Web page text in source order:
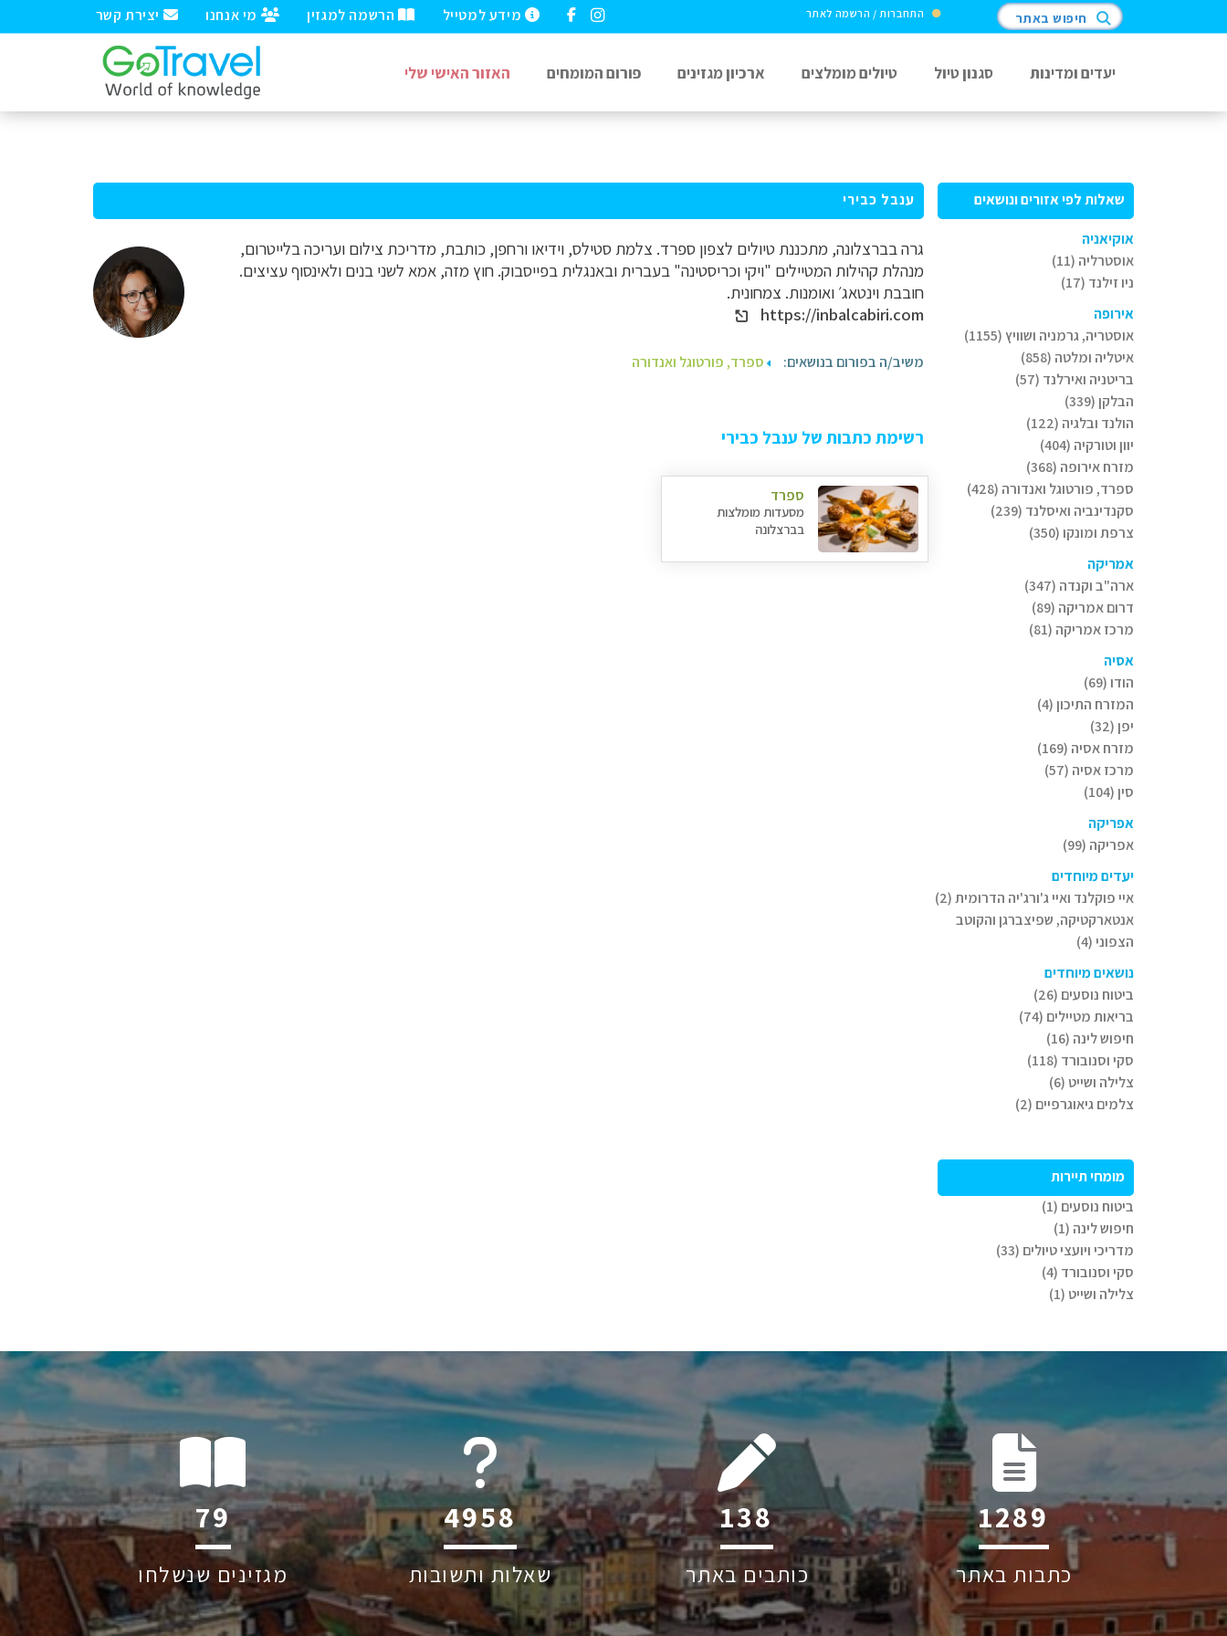
יצירת קשר מי אנחנו הרשמה למגזין מידע למטייל התחברות / הרשמה לאתר חיפוש באתר
יעדים ומדינות סגנון טיול טיולים מומלצים ארכיון מגזינים פורום המומחים האזור האישי שלי
שאלות לפי אזורים ונושאים
אוקיאניה
אוסטרליה (11)
ניו זילנד (17)
אירופה
אוסטריה, גרמניה ושוויץ (1155)
איטליה ומלטה (858)
בריטניה ואירלנד (57)
הבלקן (339)
הולנד ובלגיה (122)
יוון וטורקיה (404)
מזרח אירופה (368)
ספרד, פורטוגל ואנדורה (428)
סקנדינביה ואיסלנד (239)
צרפת ומונקו (350)
אמריקה
ארה"ב וקנדה (347)
דרום אמריקה (89)
מרכז אמריקה (81)
אסיה
הודו (69)
המזרח התיכון (4)
יפן (32)
מזרח אסיה (169)
מרכז אסיה (57)
סין (104)
אפריקה
אפריקה (99)
יעדים מיוחדים
איי פוקלנד ואיי ג'ורג'יה הדרומית (2)
אנטארקטיקה, שפיצברגן והקוטב
הצפוני (4)
נושאים מיוחדים
ביטוח נוסעים (26)
בריאות מטיילים (74)
חיפוש לינה (16)
סקי וסנובורד (118)
צלילה ושייט (6)
צלמים גיאוגרפיים (2)
מומחי תיירות
ביטוח נוסעים (1)
חיפוש לינה (1)
מדריכי ויועצי טיולים (33)
סקי וסנובורד (4)
צלילה ושייט (1)
ענבל כבירי
גרה בברצלונה, מתכננת טיולים לצפון ספרד. צלמת סטילס, וידיאו ורחפן, כותבת, מדריכת צילום ועריכה בלייטרום,
מנהלת קהילות המטיילים "ויקי וכריסטינה" בעברית ובאנגלית בפייסבוק. חוץ מזה, אמא לשני בנים ולאינסוף עציצים.
חובבת וינטאג׳ ואומנות. צמחונית.
https://inbalcabiri.com
משיב/ה בפורום בנושאים: ספרד, פורטוגל ואנדורה
רשימת כתבות של ענבל כבירי
ספרד
מסעדות מומלצות
בברצלונה
103
מגזינים שנשלחו
6045
שאלות ותשובות
180
כותבים באתר
1679
כתבות באתר